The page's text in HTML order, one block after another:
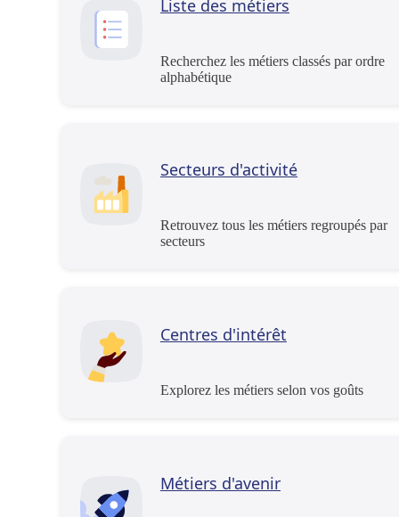
Liste des métiers
Recherchez les métiers classés par ordre
alphabétique
Secteurs d'activité
Retrouvez tous les métiers regroupés par
secteurs
Centres d'intérêt
Explorez les métiers selon vos goûts
Métiers d'avenir